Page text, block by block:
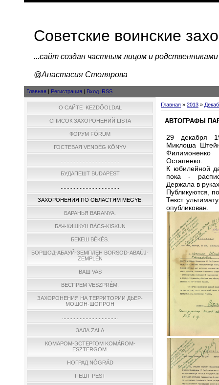
Советские воинские
...cайт создан частным лицом и
@Анастасия Столярова
Главная | Регистрация | Вход |RSS
О САЙТЕ KEZDŐOLDAL
СПИСОК ЗАХОРОНЕНИЙ LISTA
ФОРУМ FÓRUM
ГОСТЕВАЯ VENDÉG KÖNYV
БУДАПЕШТ BUDAPEST
ЗАХОРОНЕНИЯ ПО ОБЛАСТЯМ MEGYE:
БАРАНЬЯ BARANYA.
БАЧ-КИШКУН BÁCS-KISKUN
БЕКЕШ BÉKÉS.
БОРШОД-АБАУЙ-ЗЕМПЛЕН BORSOD-ABAÚJ-
ZEMPLÉN
ВАШ VAS
ВЕСПРЕМ VESZPRÉM.
ЗАХОРОНЕНИЯ НА ТЕРРИТОРИИ ДЬЕР-
МОШОН-ШОПРОН
ЗАЛА ZALA
КОМАРОМ-ЭСТЕРГОМ KOMÁROM-
ESZTERGOM.
НОГРАД NÓGRÁD
ПЕШТ PEST
Главная » 2013 »
АВТОГРАФЫ
29 декабря
Миклоша
Остапенко.
К юбилейной
пока -
Держала в
Публикуются,
Текст
опубликован.